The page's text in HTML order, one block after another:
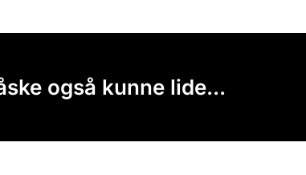
også kunne lide...